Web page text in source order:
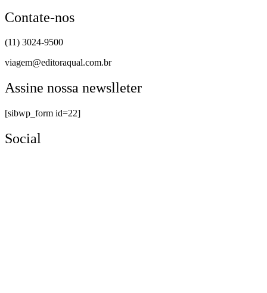
Contate-nos
(11) 3024-9500
viagem@editoraqual.com.br
Assine nossa newslleter
[sibwp_form id=22]
Social